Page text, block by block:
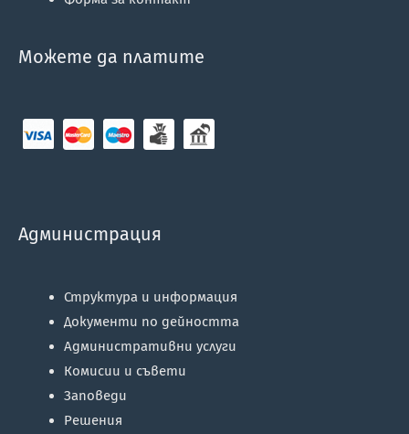
Можете да платите
Администрация
Структура и информация
Документи по дейността
Административни услуги
Комисии и съвети
Заповеди
Решения